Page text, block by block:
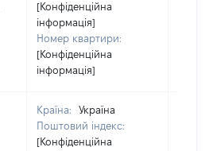
[Конфіденційна
інформація]
Номер квартири:
[Конфіденційна
інформація]
Країна:
Україна
Поштовий індекс:
[Конфіденційна